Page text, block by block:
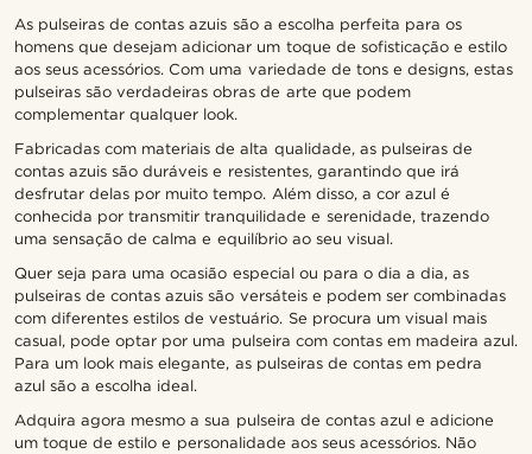
As pulseiras de contas azuis são a escolha perfeita para os
homens que desejam adicionar um toque de sofisticação e estilo
aos seus acessórios. Com uma variedade de tons e designs, estas
pulseiras são verdadeiras obras de arte que podem
complementar qualquer look.
Fabricadas com materiais de alta qualidade, as pulseiras de
contas azuis são duráveis e resistentes, garantindo que irá
desfrutar delas por muito tempo. Além disso, a cor azul é
conhecida por transmitir tranquilidade e serenidade, trazendo
uma sensação de calma e equilíbrio ao seu visual.
Quer seja para uma ocasião especial ou para o dia a dia, as
pulseiras de contas azuis são versáteis e podem ser combinadas
com diferentes estilos de vestuário. Se procura um visual mais
casual, pode optar por uma pulseira com contas em madeira azul.
Para um look mais elegante, as pulseiras de contas em pedra
azul são a escolha ideal.
Adquira agora mesmo a sua pulseira de contas azul e adicione
um toque de estilo e personalidade aos seus acessórios. Não